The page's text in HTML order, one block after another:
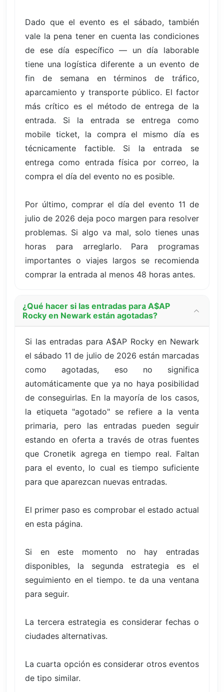
Dado que el evento es el sábado, también
vale la pena tener en cuenta las condiciones
de ese día específico — un día laborable
tiene una logística diferente a un evento de
fin de semana en términos de tráfico,
aparcamiento y transporte público. El factor
más crítico es el método de entrega de la
entrada. Si la entrada se entrega como
mobile ticket, la compra el mismo día es
técnicamente factible. Si la entrada se
entrega como entrada física por correo, la
compra el día del evento no es posible.
Por último, comprar el día del evento 11 de
julio de 2026 deja poco margen para resolver
problemas. Si algo va mal, solo tienes unas
horas para arreglarlo. Para programas
importantes o viajes largos se recomienda
comprar la entrada al menos 48 horas antes.
¿Qué hacer si las entradas para A$AP
Rocky en Newark están agotadas?
Si las entradas para A$AP Rocky en Newark
el sábado 11 de julio de 2026 están marcadas
como agotadas, eso no significa
automáticamente que ya no haya posibilidad
de conseguirlas. En la mayoría de los casos,
la etiqueta "agotado" se refiere a la venta
primaria, pero las entradas pueden seguir
estando en oferta a través de otras fuentes
que Cronetik agrega en tiempo real. Faltan
para el evento, lo cual es tiempo suficiente
para que aparezcan nuevas entradas.
El primer paso es comprobar el estado actual
en esta página.
Si en este momento no hay entradas
disponibles, la segunda estrategia es el
seguimiento en el tiempo. te da una ventana
para seguir.
La tercera estrategia es considerar fechas o
ciudades alternativas.
La cuarta opción es considerar otros eventos
de tipo similar.